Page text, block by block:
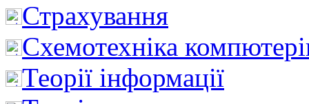
Страхування
Схемотехніка
Теорії інформації